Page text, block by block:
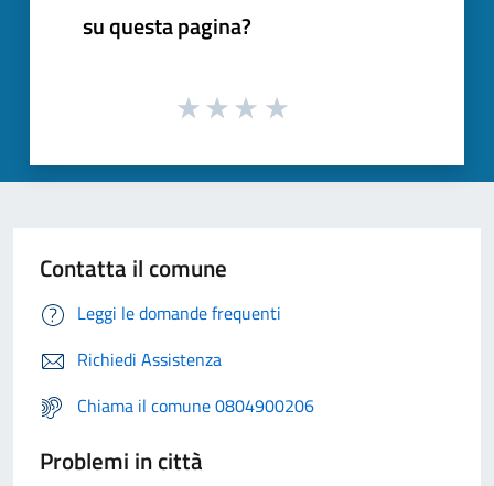
su questa pagina?
Contatta il comune
Leggi le domande frequenti
Richiedi Assistenza
Chiama il comune 0804900206
Problemi in città